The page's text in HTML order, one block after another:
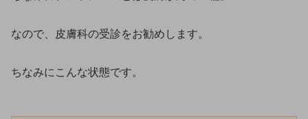
なので、皮膚科の受診をお勧めします。
ちなみにこんな状態です。